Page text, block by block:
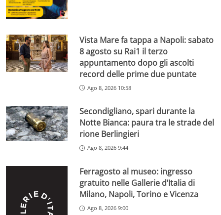
Vista Mare fa tappa a Napoli: sabato
8 agosto su Rai1 il terzo
appuntamento dopo gli ascolti
record delle prime due puntate
Ago 8, 2026 10:58
Secondigliano, spari durante la
Notte Bianca: paura tra le strade del
rione Berlingieri
Ago 8, 2026 9:44
Ferragosto al museo: ingresso
gratuito nelle Gallerie d’Italia di
Milano, Napoli, Torino e Vicenza
Ago 8, 2026 9:00